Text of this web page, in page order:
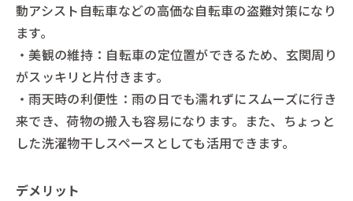
動アシスト自転車などの高価な自転車の盗難対策になり
ます。
・美観の維持：自転車の定位置ができるため、玄関周り
がスッキリと片付きます。
・雨天時の利便性：雨の日でも濡れずにスムーズに行き
来でき、荷物の搬入も容易になります。また、ちょっと
した洗濯物干しスペースとしても活用できます。
デメリット